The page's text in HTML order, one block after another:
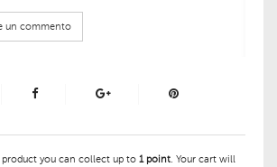
un commento
product you can collect up to 1point. Your cart will